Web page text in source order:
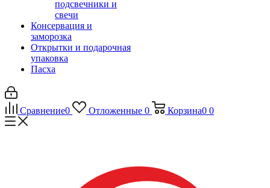
подсвечники и
свечи
Консервация и
заморозка
Открытки и подарочная
упаковка
Пасха
Сравнение0 Отложенные 0 Корзина0 0